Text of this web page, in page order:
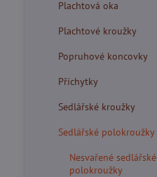
Plachtová oka
Plachtové kroužky
Popruhové koncovky
Příchytky
Sedlářské kroužky
Sedlářské polokroužky
Nesvařené sedlářské
polokroužky